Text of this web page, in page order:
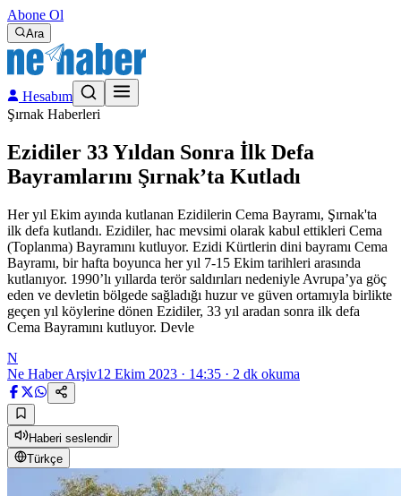
Abone Ol
Ara
Hesabım
Şırnak Haberleri
Ezidiler 33 Yıldan Sonra İlk Defa
Bayramlarını Şırnak’ta Kutladı
Her yıl Ekim ayında kutlanan Ezidilerin Cema Bayramı, Şırnak'ta
ilk defa kutlandı. Ezidiler, hac mevsimi olarak kabul ettikleri Cema
(Toplanma) Bayramını kutluyor. Ezidi Kürtlerin dini bayramı Cema
Bayramı, bir hafta boyunca her yıl 7-15 Ekim tarihleri arasında
kutlanıyor. 1990’lı yıllarda terör saldırıları nedeniyle Avrupa’ya göç
eden ve devletin bölgede sağladığı huzur ve güven ortamıyla birlikte
geçen yıl köylerine dönen Ezidiler, 33 yıl aradan sonra ilk defa
Cema Bayramını kutluyor. Devle
N
Ne Haber Arşiv12 Ekim 2023 · 14:35 · 2 dk okuma
Haberi seslendir
Türkçe